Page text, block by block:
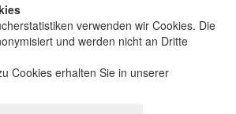
verwenden wir Cookies. Die
und werden nicht an Dritte
Cookies erhalten Sie in unserer